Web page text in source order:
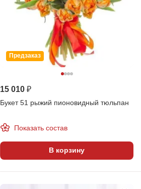
Предзаказ
15 010 ₽
Букет 51 рыжий пионовидный тюльпан
Показать состав
В корзину